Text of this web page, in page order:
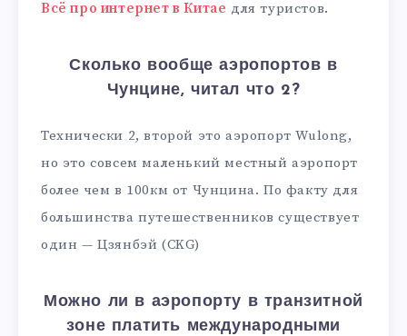
Всё про интернет в Китае для туристов.
Сколько вообще аэропортов в
Чунцине, читал что 2?
Технически 2, второй это аэропорт Wulong,
но это совсем маленький местный аэропорт
более чем в 100км от Чунцина. По факту для
большинства путешественников существует
один — Цзянбэй (CKG)
Можно ли в аэропорту в транзитной
зоне платить международными